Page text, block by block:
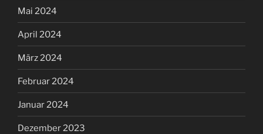
Mai 2024
April 2024
März 2024
Februar 2024
Januar 2024
Dezember 2023